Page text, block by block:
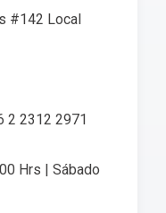
#142 Local
2 2312 2971
Hrs | Sábado